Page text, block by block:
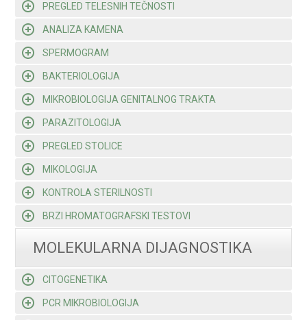
PREGLED TELESNIH TEČNOSTI
ANALIZA KAMENA
SPERMOGRAM
BAKTERIOLOGIJA
MIKROBIOLOGIJA GENITALNOG TRAKTA
PARAZITOLOGIJA
PREGLED STOLICE
MIKOLOGIJA
KONTROLA STERILNOSTI
BRZI HROMATOGRAFSKI TESTOVI
MOLEKULARNA DIJAGNOSTIKA
CITOGENETIKA
PCR MIKROBIOLOGIJA